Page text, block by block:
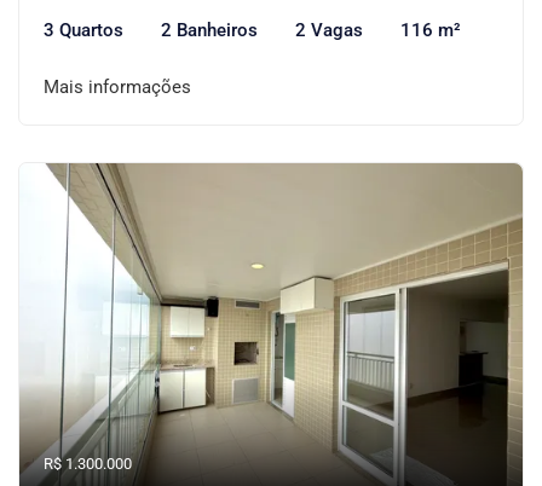
3 Quartos 2 Banheiros 2 Vagas 116 m²
Mais informações
R$ 1.300.000